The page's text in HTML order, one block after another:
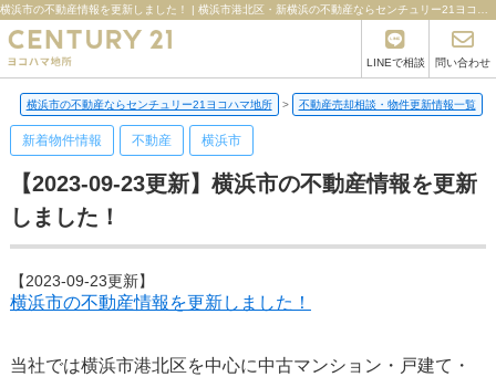
LINEで相談 問い合わせ
横浜市の不動産ならセンチュリー21ヨコハマ地所 > 不動産売却相談・物件更新情報一覧
新着物件情報 不動産 横浜市
【2023-09-23更新】横浜市の不動産情報を更新
しました！
【2023-09-23更新】
横浜市の不動産情報を更新しました！
当社では横浜市港北区を中心に中古マンション・戸建て・